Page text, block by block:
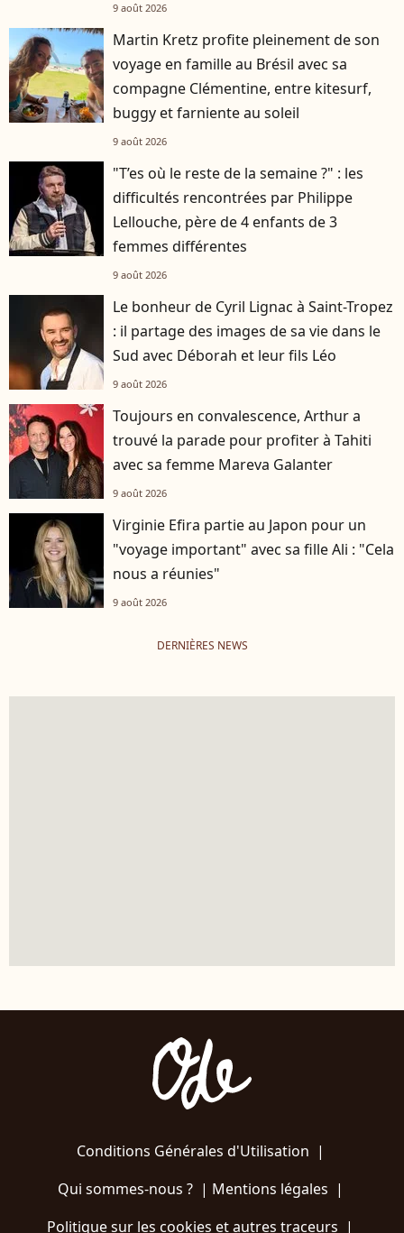
9 août 2026
Martin Kretz profite pleinement de son
voyage en famille au Brésil avec sa
compagne Clémentine, entre kitesurf,
buggy et farniente au soleil
9 août 2026
"T’es où le reste de la semaine ?" : les
difficultés rencontrées par Philippe
Lellouche, père de 4 enfants de 3
femmes différentes
9 août 2026
Le bonheur de Cyril Lignac à Saint-Tropez
: il partage des images de sa vie dans le
Sud avec Déborah et leur fils Léo
9 août 2026
Toujours en convalescence, Arthur a
trouvé la parade pour profiter à Tahiti
avec sa femme Mareva Galanter
9 août 2026
Virginie Efira partie au Japon pour un
"voyage important" avec sa fille Ali : "Cela
nous a réunies"
9 août 2026
DERNIÈRES NEWS
Conditions Générales d'Utilisation |
Qui sommes-nous ?| Mentions légales |
Politique sur les cookies et autres traceurs |